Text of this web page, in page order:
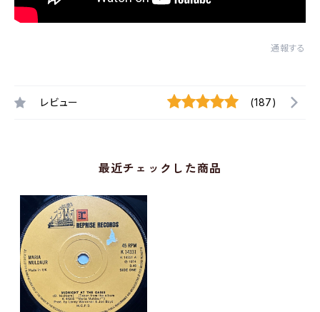
通報する
レビュー (187)
最近チェックした商品